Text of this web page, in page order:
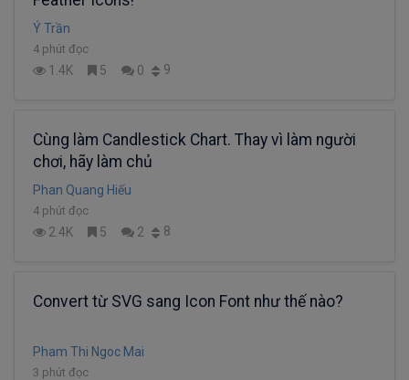
Ý Trần
4 phút đọc
1.4K 5 0 9
Cùng làm Candlestick Chart. Thay vì làm người
chơi, hãy làm chủ
Phan Quang Hiếu
4 phút đọc
2.4K 5 2 8
Convert từ SVG sang Icon Font như thế nào?
Pham Thi Ngoc Mai
3 phút đọc